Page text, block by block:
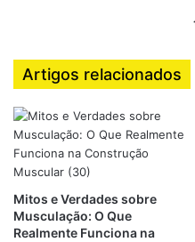
elásticos, TRX e peso
Essas ideias podem ser
considerando academias
até mesmo em casa.
Programa de
Musculação
Artigos relacionados
Mitos e Verdades sobre
Musculação: O Que
Realmente Funciona na